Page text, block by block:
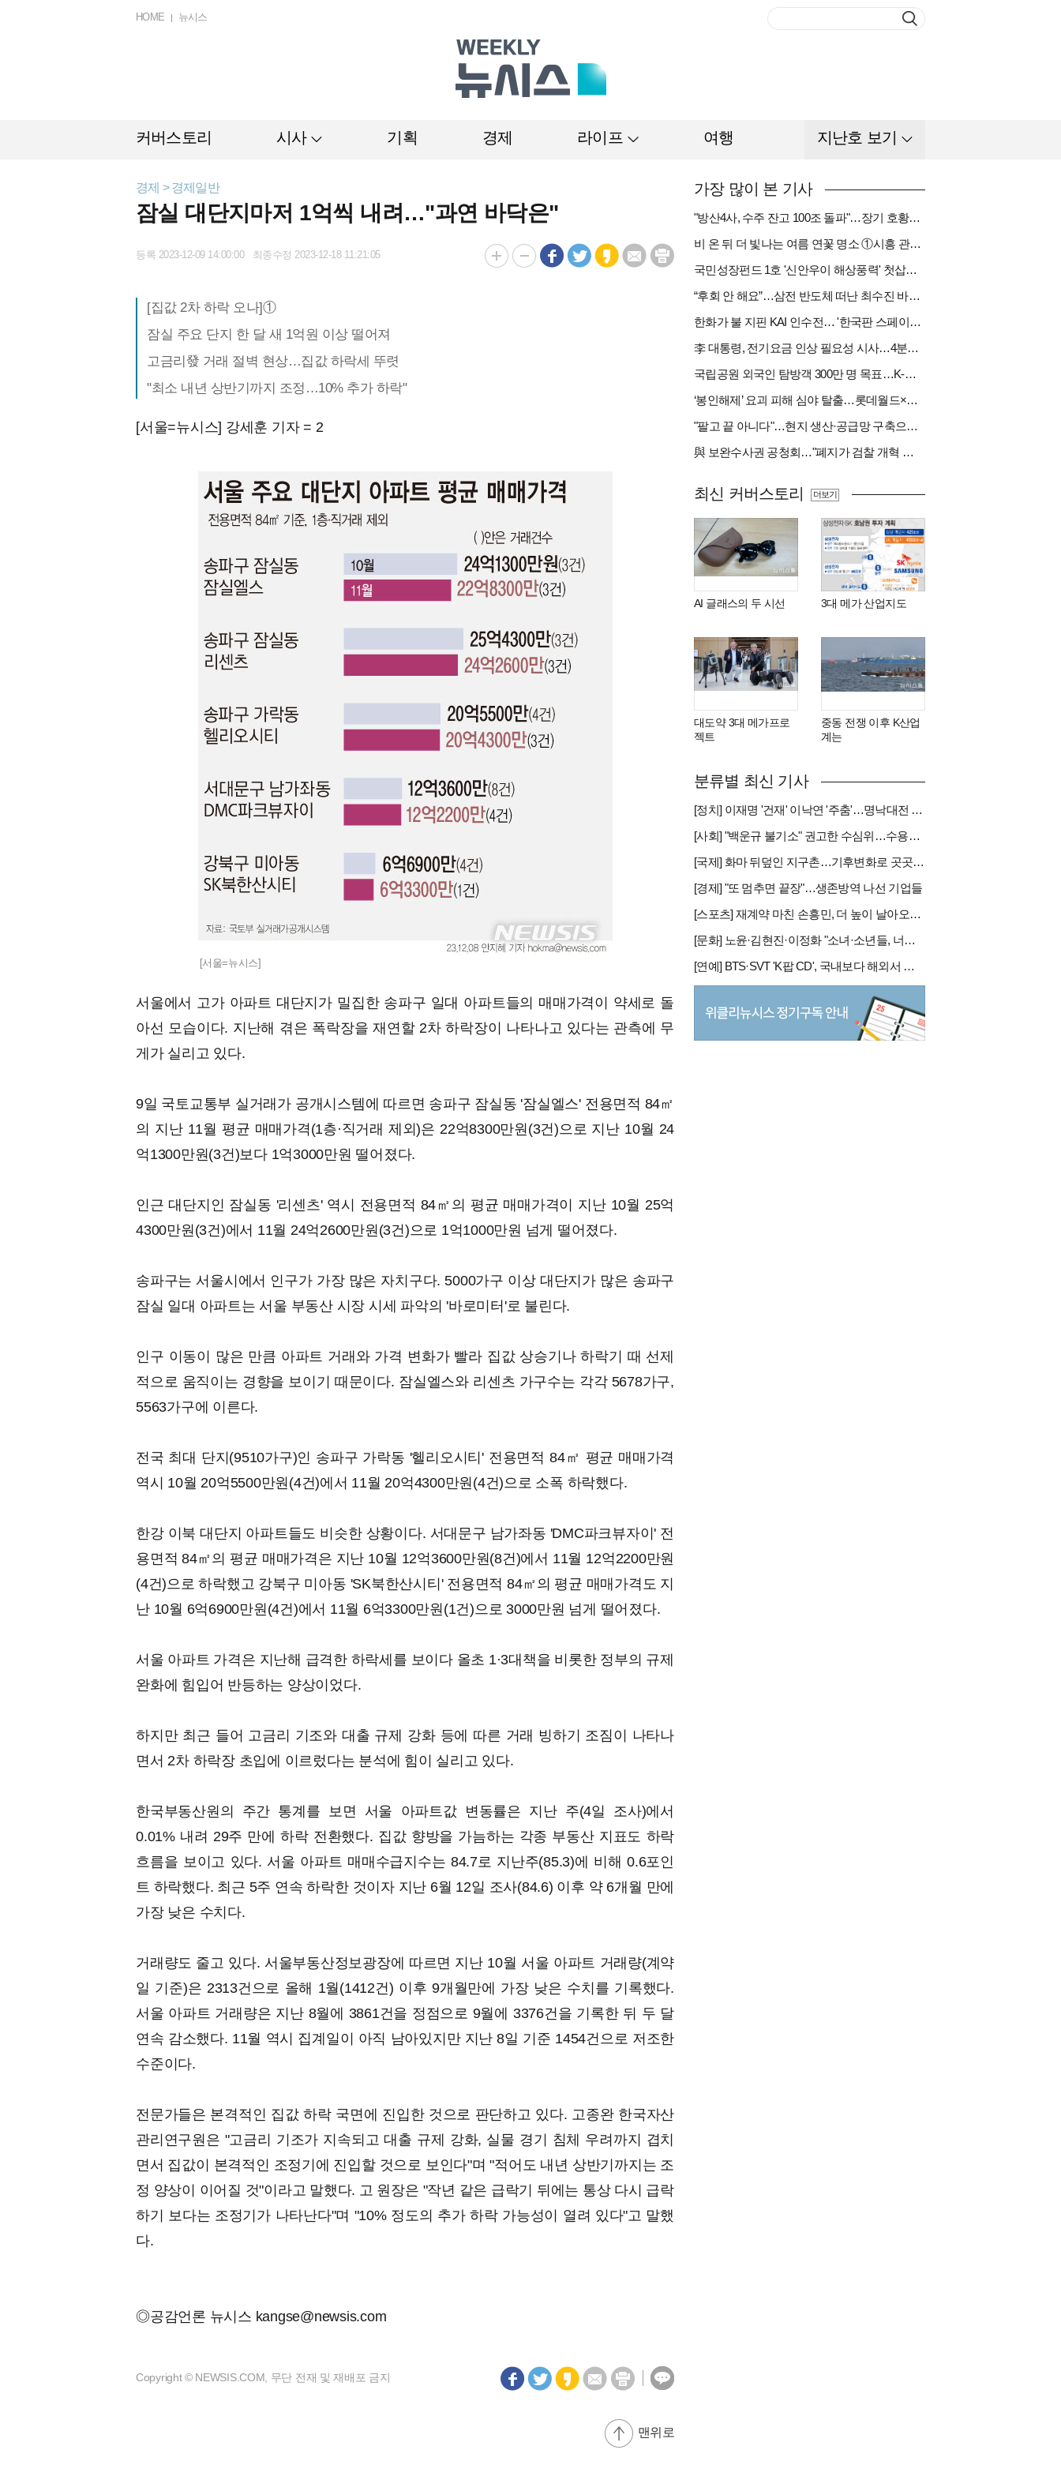
HOME 뉴시스
커버스토리 시사 기획 경제 라이프 여행 지난호 보기
경제 > 경제일반
잠실 대단지마저 1억씩 내려…"과연 바닥은"
등록 2023-12-09 14:00:00 최종수정 2023-12-18 11:21:05
[집값 2차 하락 오나]①
잠실 주요 단지 한 달 새 1억원 이상 떨어져
고금리發 거래 절벽 현상…집값 하락세 뚜렷
"최소 내년 상반기까지 조정…10% 추가 하락"
[서울=뉴시스] 강세훈 기자 = 2
[서울=뉴시스]
서울에서 고가 아파트 대단지가 밀집한 송파구 일대 아파트들의 매매가격이 약세로 돌
아선 모습이다. 지난해 겪은 폭락장을 재연할 2차 하락장이 나타나고 있다는 관측에 무
게가 실리고 있다.
9일 국토교통부 실거래가 공개시스템에 따르면 송파구 잠실동 '잠실엘스' 전용면적 84㎡
의 지난 11월 평균 매매가격(1층·직거래 제외)은 22억8300만원(3건)으로 지난 10월 24
억1300만원(3건)보다 1억3000만원 떨어졌다.
인근 대단지인 잠실동 '리센츠' 역시 전용면적 84㎡의 평균 매매가격이 지난 10월 25억
4300만원(3건)에서 11월 24억2600만원(3건)으로 1억1000만원 넘게 떨어졌다.
송파구는 서울시에서 인구가 가장 많은 자치구다. 5000가구 이상 대단지가 많은 송파구
잠실 일대 아파트는 서울 부동산 시장 시세 파악의 '바로미터'로 불린다.
인구 이동이 많은 만큼 아파트 거래와 가격 변화가 빨라 집값 상승기나 하락기 때 선제
적으로 움직이는 경향을 보이기 때문이다. 잠실엘스와 리센츠 가구수는 각각 5678가구,
5563가구에 이른다.
전국 최대 단지(9510가구)인 송파구 가락동 '헬리오시티' 전용면적 84㎡ 평균 매매가격
역시 10월 20억5500만원(4건)에서 11월 20억4300만원(4건)으로 소폭 하락했다.
한강 이북 대단지 아파트들도 비슷한 상황이다. 서대문구 남가좌동 'DMC파크뷰자이' 전
용면적 84㎡의 평균 매매가격은 지난 10월 12억3600만원(8건)에서 11월 12억2200만원
(4건)으로 하락했고 강북구 미아동 'SK북한산시티' 전용면적 84㎡의 평균 매매가격도 지
난 10월 6억6900만원(4건)에서 11월 6억3300만원(1건)으로 3000만원 넘게 떨어졌다.
서울 아파트 가격은 지난해 급격한 하락세를 보이다 올초 1·3대책을 비롯한 정부의 규제
완화에 힘입어 반등하는 양상이었다.
하지만 최근 들어 고금리 기조와 대출 규제 강화 등에 따른 거래 빙하기 조짐이 나타나
면서 2차 하락장 초입에 이르렀다는 분석에 힘이 실리고 있다.
한국부동산원의 주간 통계를 보면 서울 아파트값 변동률은 지난 주(4일 조사)에서
0.01% 내려 29주 만에 하락 전환했다. 집값 향방을 가늠하는 각종 부동산 지표도 하락
흐름을 보이고 있다. 서울 아파트 매매수급지수는 84.7로 지난주(85.3)에 비해 0.6포인
트 하락했다. 최근 5주 연속 하락한 것이자 지난 6월 12일 조사(84.6) 이후 약 6개월 만에
가장 낮은 수치다.
거래량도 줄고 있다. 서울부동산정보광장에 따르면 지난 10월 서울 아파트 거래량(계약
일 기준)은 2313건으로 올해 1월(1412건) 이후 9개월만에 가장 낮은 수치를 기록했다.
서울 아파트 거래량은 지난 8월에 3861건을 정점으로 9월에 3376건을 기록한 뒤 두 달
연속 감소했다. 11월 역시 집계일이 아직 남아있지만 지난 8일 기준 1454건으로 저조한
수준이다.
전문가들은 본격적인 집값 하락 국면에 진입한 것으로 판단하고 있다. 고종완 한국자산
관리연구원은 "고금리 기조가 지속되고 대출 규제 강화, 실물 경기 침체 우려까지 겹치
면서 집값이 본격적인 조정기에 진입할 것으로 보인다"며 "적어도 내년 상반기까지는 조
정 양상이 이어질 것"이라고 말했다. 고 원장은 "작년 같은 급락기 뒤에는 통상 다시 급락
하기 보다는 조정기가 나타난다"며 "10% 정도의 추가 하락 가능성이 열려 있다"고 말했
다.
◎공감언론 뉴시스 kangse@newsis.com
Copyright © NEWSIS.COM, 무단 전재 및 재배포 금지
맨위로
가장 많이 본 기사
"방산4사, 수주 잔고 100조 돌파"…장기 호황기 들어섰다[다시 나는 K방산①]
비 온 뒤 더 빛나는 여름 연꽃 명소 ①시흥 관곡지
국민성장펀드 1호 '신안우이 해상풍력' 첫삽…바람소득 시동[하반기 에너지②]
“후회 안 해요”…삼전 반도체 떠난 최수진 바텐더의 ‘피어오름’[피플]
한화가 불 지핀 KAI 인수전… '한국판 스페이스X' 탄생 촉각[다시 나는 K방산③]
李 대통령, 전기요금 인상 필요성 시사…4분기엔 오를까
국립공원 외국인 탐방객 300만 명 목표…K-트레킹 키운다
‘봉인해제’ 요괴 피해 심야 탈출…롯데월드×당근
"팔고 끝 아니다"…현지 생산·공급망 구축으로 글로벌 진입장벽 돌파[다시 나는 K방산②]
與 보완수사권 공청회…"폐지가 검찰 개혁 아냐" vs "보완수사권은 전면 재수사권"(종합)
최신 커버스토리
AI 글래스의 두 시선 3대 메가 산업지도
대도약 3대 메가프로
젝트
중동 전쟁 이후 K산업
계는
더보기
분류별 최신 기사
[정치] 이재명 '건재' 이낙연 '주춤'…명낙대전 불안한 휴전
[사회] "백운규 불기소" 권고한 수심위…수용땐 줄소송 피할듯
[국제] 화마 뒤덮인 지구촌…기후변화로 곳곳 대형 화재
[경제] "또 멈추면 끝장"…생존방역 나선 기업들
[스포츠] 재계약 마친 손흥민, 더 높이 날아오를까
[문화] 노윤·김현진·이정화 "소녀·소년들, 너희는 혼자가 아니야"
[연예] BTS·SVT 'K팝 CD', 국내보다 해외서 더 팔린다 왜?